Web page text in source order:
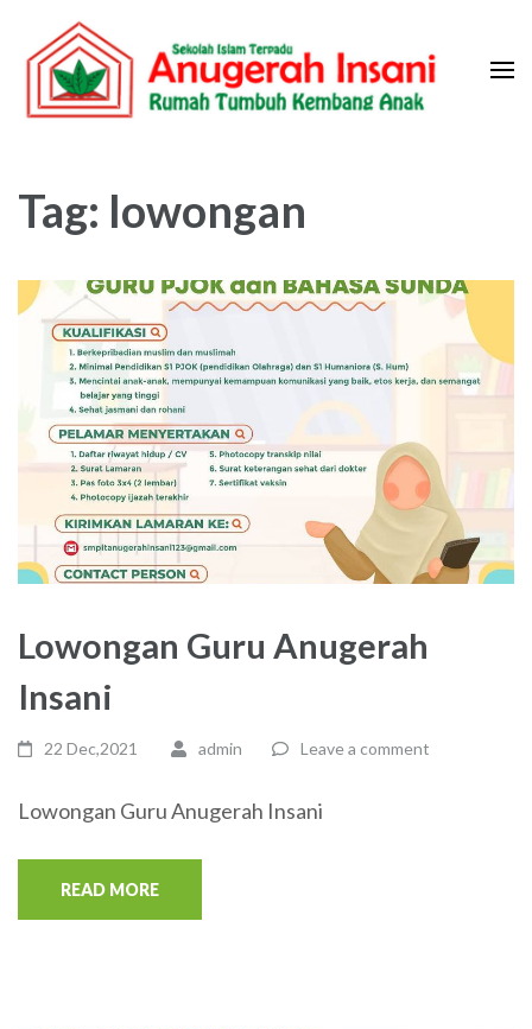
content
(Press
Tag: lowongan
Lowongan Guru Anugerah
Insani
22 Dec,2021 admin Leave a comment
Lowongan Guru Anugerah Insani
READ MORE